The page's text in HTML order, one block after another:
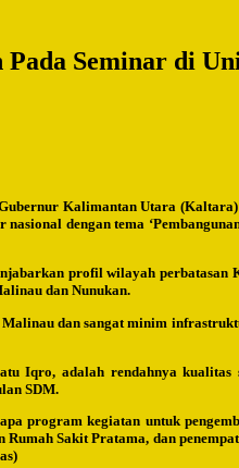
Pada Seminar di
Kalimantan Utara
dengan tema
profil wilayah
dan Nunukan.
dan sangat minim
Iqro, adalah rendahnya
SDM.
program kegiatan untuk
Sakit Pratama, dan